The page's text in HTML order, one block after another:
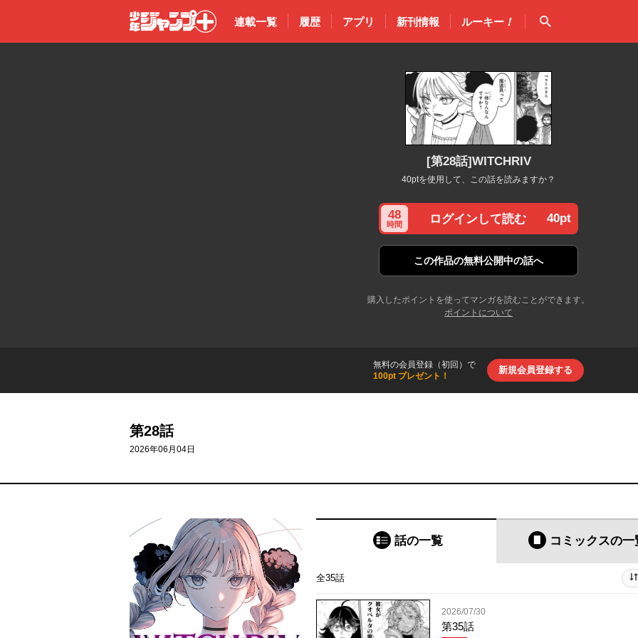
少年ジャン
連載一覧 履歴 アプリ 新刊情報 ルーキー！ 検索
[第28話]WITCHRIV
40ptを使用して、この話を読みますか？
48
時間 ログインして読む 40pt
この作品の無料公開中の話へ
購入したポイントを使ってマンガを読むことができます。
ポイントについて
無料の会員登録（初回）で
100pt プレゼント！
新規会員登録する
第28話
2026年06月04日
話の一覧 コミックスの一
全35話
2026/07/30
第35話